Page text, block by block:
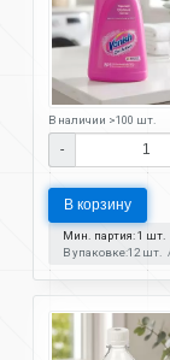
В наличии >100 шт.
-
В корзину
Мин. партия: 1 шт.
В упаковке:12 шт.